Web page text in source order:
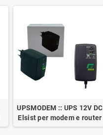
UPSMODEM :: UPS 12V DC
Elsist per modem e router